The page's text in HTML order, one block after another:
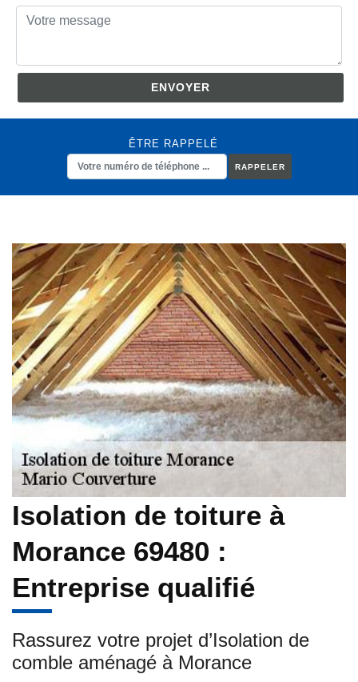
ÊTRE RAPPELÉ
Isolation de toiture à
Morance 69480 :
Entreprise qualifié
Rassurez votre projet d’Isolation de
comble aménagé à Morance